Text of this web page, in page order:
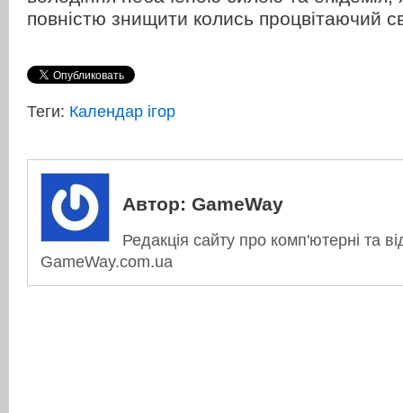
повністю знищити колись процвітаючий
Теги: Календар ігор
Автор: GameWay
Редакція сайту про комп'ютерні та
GameWay.com.ua